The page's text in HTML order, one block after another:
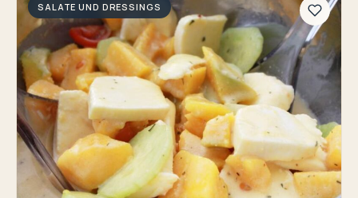
SALATE UND DRESSINGS